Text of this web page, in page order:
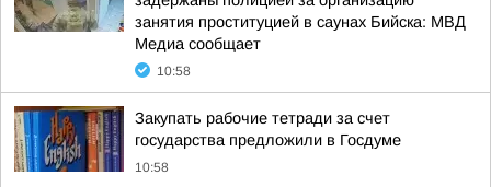
занятия проституцией в саунах Бийска: МВД
Медиа сообщает
10:58
Закупать рабочие тетради за счет
государства предложили в Госдуме
10:58